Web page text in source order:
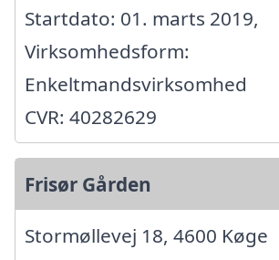
Startdato: 01. marts 2019,
Virksomhedsform:
Enkeltmandsvirksomhed
CVR: 40282629
Frisør Gården
Stormøllevej 18, 4600 Køge